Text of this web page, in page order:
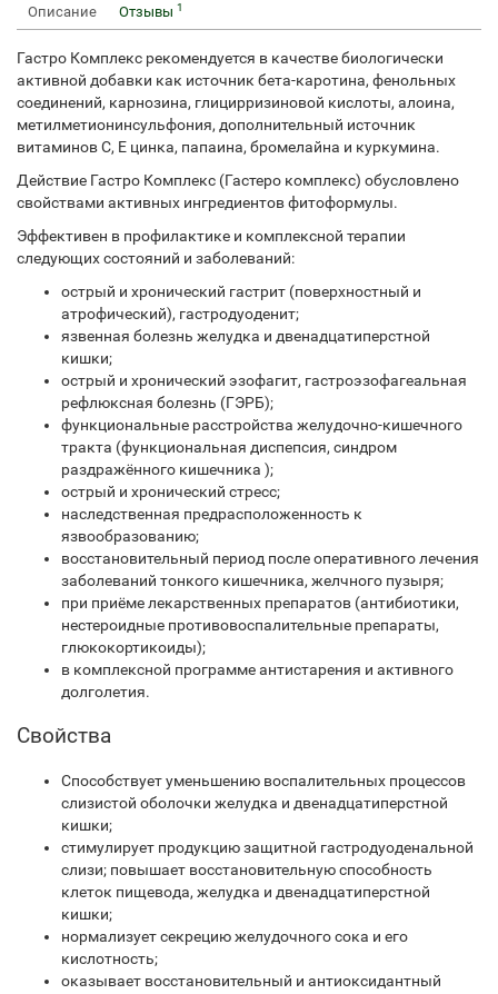
Описание Отзывы 1
Гастро Комплекс рекомендуется в качестве биологически
активной добавки как источник бета-каротина, фенольных
соединений, карнозина, глицирризиновой кислоты, алоина,
метилметионинсульфония, дополнительный источник
витаминов С, Е цинка, папаина, бромелайна и куркумина.
Действие Гастро Комплекс (Гастеро комплекс) обусловлено
свойствами активных ингредиентов фитоформулы.
Эффективен в профилактике и комплексной терапии
следующих состояний и заболеваний:
острый и хронический гастрит (поверхностный и
атрофический), гастродуоденит;
язвенная болезнь желудка и двенадцатиперстной
кишки;
острый и хронический эзофагит, гастроэзофагеальная
рефлюксная болезнь (ГЭРБ);
функциональные расстройства желудочно-кишечного
тракта (функциональная диспепсия, синдром
раздражённого кишечника );
острый и хронический стресс;
наследственная предрасположенность к
язвообразованию;
восстановительный период после оперативного лечения
заболеваний тонкого кишечника, желчного пузыря;
при приёме лекарственных препаратов (антибиотики,
нестероидные противовоспалительные препараты,
глюкокортикоиды);
в комплексной программе антистарения и активного
долголетия.
Свойства
Способствует уменьшению воспалительных процессов
слизистой оболочки желудка и двенадцатиперстной
кишки;
стимулирует продукцию защитной гастродуоденальной
слизи; повышает восстановительную способность
клеток пищевода, желудка и двенадцатиперстной
кишки;
нормализует секрецию желудочного сока и его
кислотность;
оказывает восстановительный и антиоксидантный